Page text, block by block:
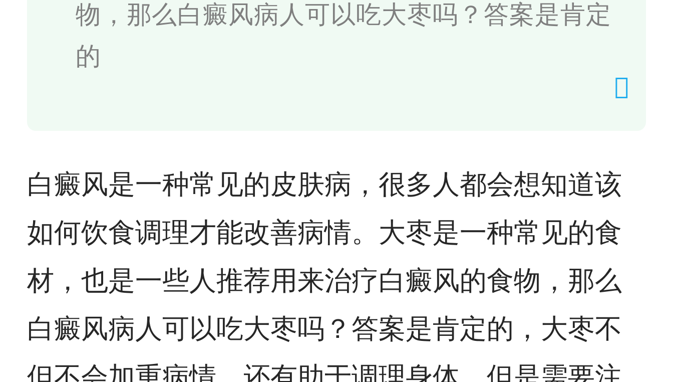
物，那么白癜风病人可以吃大枣吗？答案是肯定
的
白癜风是一种常见的皮肤病，很多人都会想知道该
如何饮食调理才能改善病情。大枣是一种常见的食
材，也是一些人推荐用来治疗白癜风的食物，那么
白癜风病人可以吃大枣吗？答案是肯定的，大枣不